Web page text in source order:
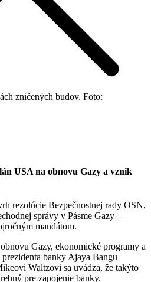
zničených budov. Foto:
USA na obnovu Gazy a vznik
rezolúcie Bezpečnostnej rady OSN,
správy v Pásme Gazy –
mandátom.
Gazy, ekonomické programy a
banky Ajaya Bangu
Waltzovi sa uvádza, že takýto
pre zapojenie banky.